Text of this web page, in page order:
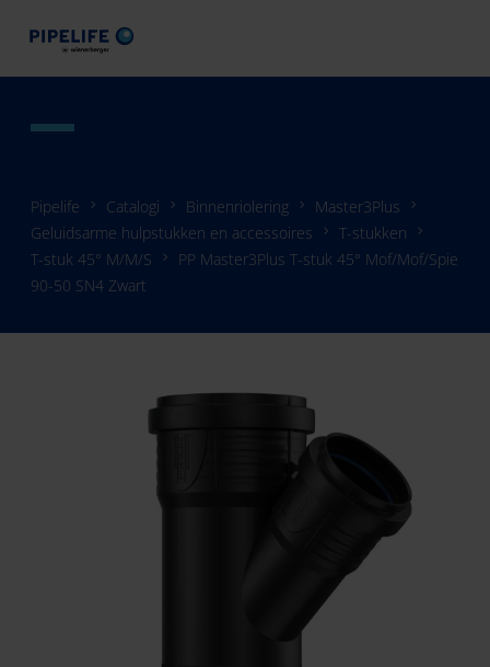
Pipelife Catalogi Binnenriolering
Master3Plus
Geluidsarme hulpstukken en accessoires
T-stukken
T-stuk 45° M/M/S
PP Master3Plus T-stuk 45° Mof/Mof/Spie
90-50 SN4 Zwart